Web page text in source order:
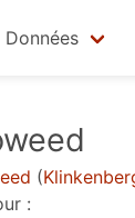
Données
(
: